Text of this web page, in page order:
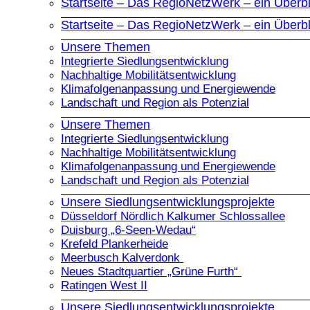
Startseite – Das RegioNetzWerk – ein
Unsere Themen
Integrierte Siedlungsentwicklung
Nachhaltige Mobilitätsentwicklung
Klimafolgenanpassung und Energiewende
Landschaft und Region als Potenzial
Unsere Themen
Integrierte Siedlungsentwicklung
Nachhaltige Mobilitätsentwicklung
Klimafolgenanpassung und Energiewende
Landschaft und Region als Potenzial
Unsere Siedlungsentwicklungsprojekte
Düsseldorf Nördlich Kalkumer Schlossallee
Duisburg „6-Seen-Wedau“
Krefeld Plankerheide
Meerbusch Kalverdonk
Neues Stadtquartier „Grüne Furth“
Ratingen West II
Unsere Siedlungsentwicklungsprojekte